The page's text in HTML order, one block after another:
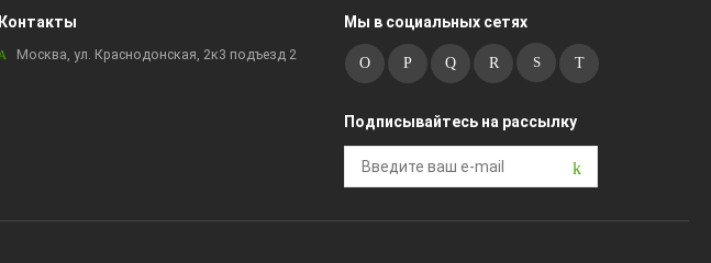
Контакты
Москва, ул. Краснодонская, 2к3 подъезд 2
Мы в социальных сетях
Подписывайтесь на рассылку